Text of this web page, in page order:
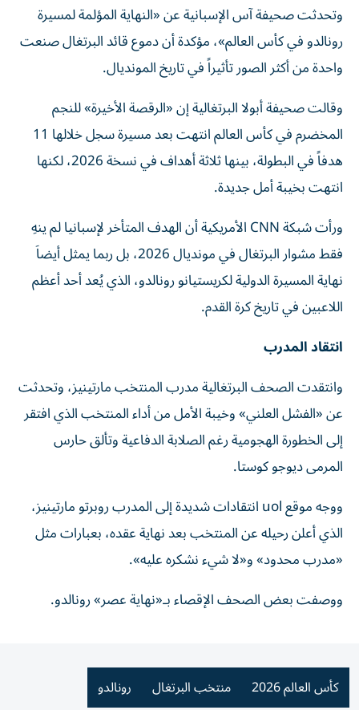
وتحدثت صحيفة آس الإسبانية عن «النهاية المؤلمة لمسيرة
رونالدو في كأس العالم»، مؤكدة أن دموع قائد البرتغال صنعت
واحدة من أكثر الصور تأثيراً في تاريخ المونديال.
وقالت صحيفة أبولا البرتغالية إن «الرقصة الأخيرة» للنجم
المخضرم في كأس العالم انتهت بعد مسيرة سجل خلالها 11
هدفاً في البطولة، بينها ثلاثة أهداف في نسخة 2026، لكنها
انتهت بخيبة أمل جديدة.
ورأت شبكة CNN الأمريكية أن الهدف المتأخر لإسبانيا لم ينهِ
فقط مشوار البرتغال في مونديال 2026، بل ربما يمثل أيضاَ
نهاية المسيرة الدولية لكريستيانو رونالدو، الذي يُعد أحد أعظم
اللاعبين في تاريخ كرة القدم.
انتقاد المدرب
وانتقدت الصحف البرتغالية مدرب المنتخب مارتينيز، وتحدثت
عن «الفشل العلني» وخيبة الأمل من أداء المنتخب الذي افتقر
إلى الخطورة الهجومية رغم الصلابة الدفاعية وتألق حارس
المرمى ديوجو كوستا.
ووجه موقع uol انتقادات شديدة إلى المدرب روبرتو مارتينيز،
الذي أعلن رحيله عن المنتخب بعد نهاية عقده، بعبارات مثل
«مدرب محدود» و«لا شيء نشكره عليه».
ووصفت بعض الصحف الإقصاء بـ«نهاية عصر» رونالدو.
كأس العالم 2026 منتخب البرتغال رونالدو